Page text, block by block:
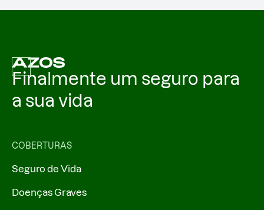
Finalmente um seguro para
a sua vida
COBERTURAS
Seguro de Vida
Doenças Graves